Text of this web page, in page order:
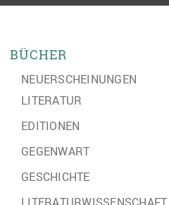
BÜCHER
NEUERSCHEINUNGEN
LITERATUR
EDITIONEN
GEGENWART
GESCHICHTE